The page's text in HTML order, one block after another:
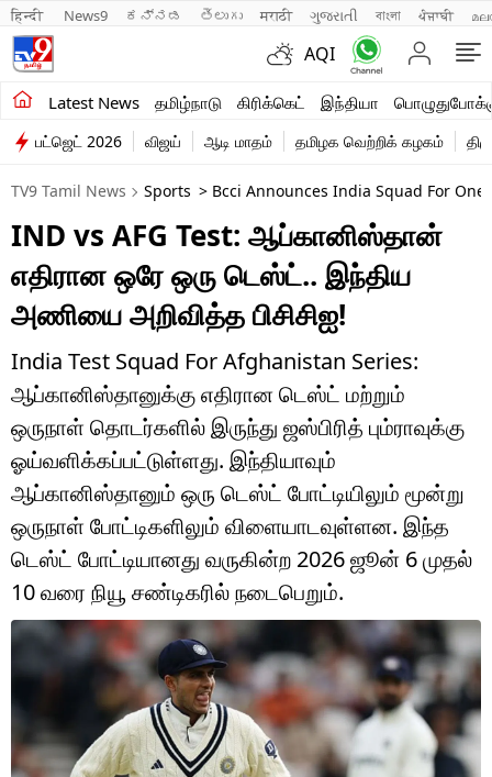
हिन्दी News9 ಕನ್ನಡ తెలుగు मराठी ગુજરાતી বাংলা ਪੰਜਾਬੀ
AQI
Latest News தமிழ்நாடு கிரிக்கெட் இந்தியா
சமீபத்திய செய்திகள்
தமிழ்நாடு
இந்தியா
உலகம்
விளையாட்டு
பொழுதுபோக்கு
லைஃப்ஸ்டைல்
வணிகம்
டெக்னாலஜி
ஆன்மீகம்
வைரல்
ஹெஃல்த்
ஷார்ட் வீடியோஸ்
வலை கதைகள்
பட்ஜெட் 2026 விஜய் ஆடி மாதம் தமிழக வெற்றிக் கழகம்
TV9 Tamil News Sports > Bcci Announces India Squad For
IND vs AFG Test: ஆப்கானிஸ்தான்
எதிரான ஒரே ஒரு டெஸ்ட்.. இந்திய
அணியை அறிவித்த பிசிசிஐ!
India Test Squad For Afghanistan Series:
ஆப்கானிஸ்தானுக்கு எதிரான டெஸ்ட் மற்றும்
ஒருநாள் தொடர்களில் இருந்து ஜஸ்பிரித் பும்ராவுக்கு
ஓய்வளிக்கப்பட்டுள்ளது. இந்தியாவும்
ஆப்கானிஸ்தானும் ஒரு டெஸ்ட் போட்டியிலும் மூன்று
ஒருநாள் போட்டிகளிலும் விளையாடவுள்ளன. இந்த
டெஸ்ட் போட்டியானது வருகின்ற 2026 ஜூன் 6 முதல்
10 வரை நியூ சண்டிகரில் நடைபெறும்.